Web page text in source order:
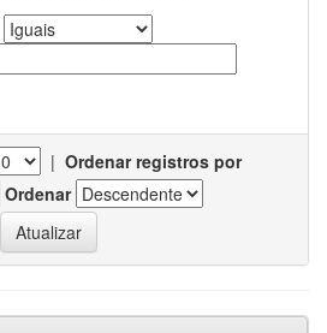
| Ordenar registros por
Ordenar